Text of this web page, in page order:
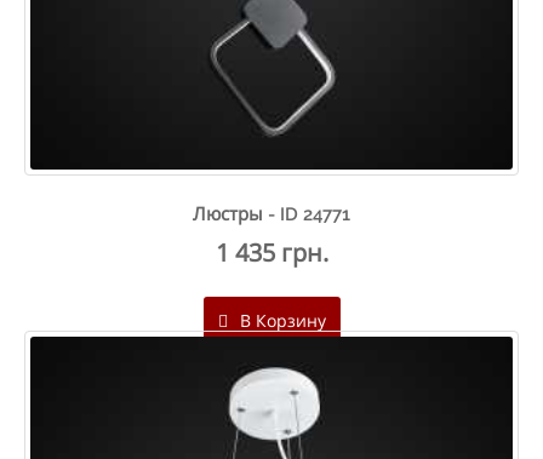
Люстры - ID 24771
1 435 грн.
В Корзину